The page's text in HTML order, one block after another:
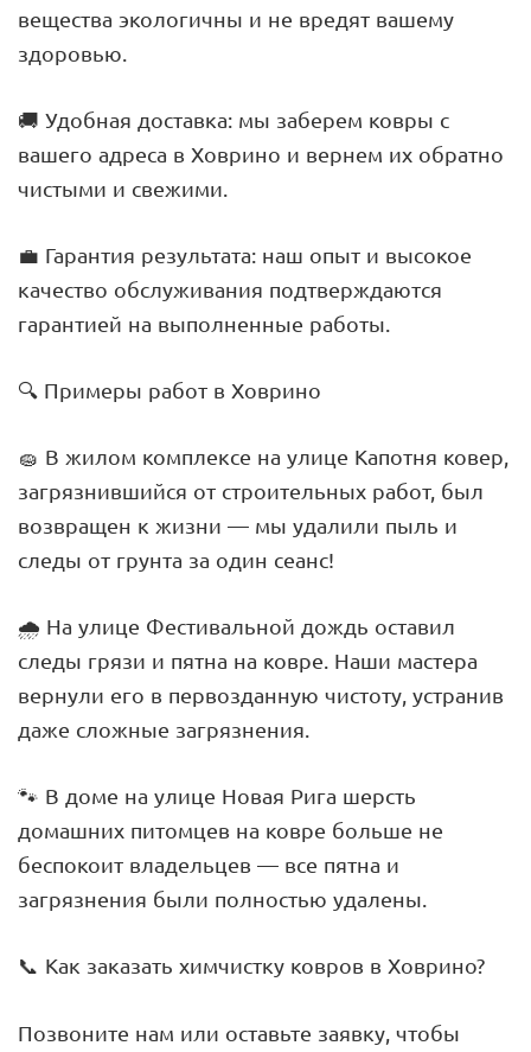
вещества экологичны и не вредят вашему
здоровью.
🚚 Удобная доставка: мы заберем ковры с
вашего адреса в Ховрино и вернем их обратно
чистыми и свежими.
💼 Гарантия результата: наш опыт и высокое
качество обслуживания подтверждаются
гарантией на выполненные работы.
🔍 Примеры работ в Ховрино
🧽 В жилом комплексе на улице Капотня ковер,
загрязнившийся от строительных работ, был
возвращен к жизни — мы удалили пыль и
следы от грунта за один сеанс!
🌧️ На улице Фестивальной дождь оставил
следы грязи и пятна на ковре. Наши мастера
вернули его в первозданную чистоту, устранив
даже сложные загрязнения.
🐾 В доме на улице Новая Рига шерсть
домашних питомцев на ковре больше не
беспокоит владельцев — все пятна и
загрязнения были полностью удалены.
📞 Как заказать химчистку ковров в Ховрино?
Позвоните нам или оставьте заявку, чтобы